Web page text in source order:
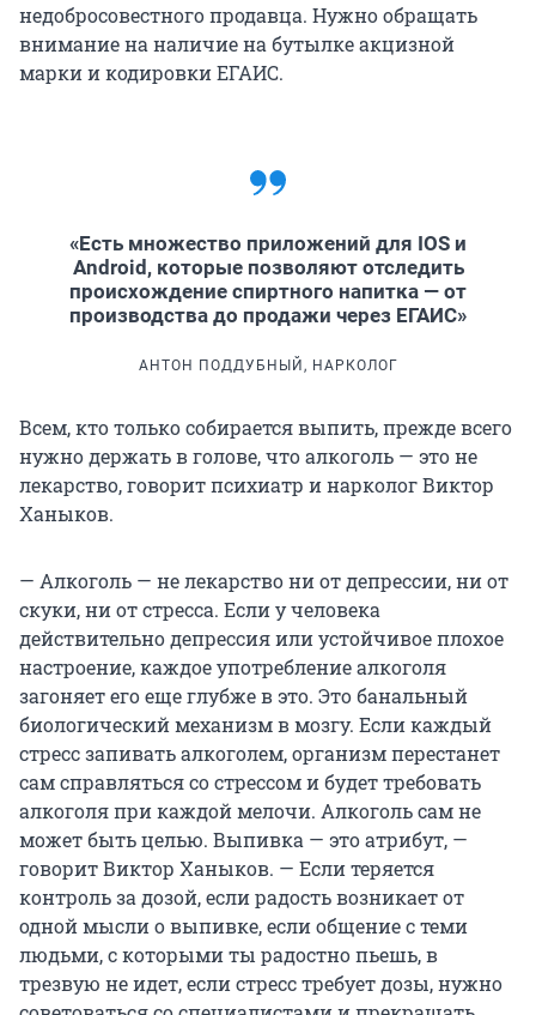
недобросовестного продавца. Нужно обращать
внимание на наличие на бутылке акцизной
марки и кодировки ЕГАИС.
«Есть множество приложений для IOS и
Android, которые позволяют отследить
происхождение спиртного напитка — от
производства до продажи через ЕГАИС»
АНТОН ПОДДУБНЫЙ, НАРКОЛОГ
Всем, кто только собирается выпить, прежде всего
нужно держать в голове, что алкоголь — это не
лекарство, говорит психиатр и нарколог Виктор
Ханыков.
— Алкоголь — не лекарство ни от депрессии, ни от
скуки, ни от стресса. Если у человека
действительно депрессия или устойчивое плохое
настроение, каждое употребление алкоголя
загоняет его еще глубже в это. Это банальный
биологический механизм в мозгу. Если каждый
стресс запивать алкоголем, организм перестанет
сам справляться со стрессом и будет требовать
алкоголя при каждой мелочи. Алкоголь сам не
может быть целью. Выпивка — это атрибут, —
говорит Виктор Ханыков. — Если теряется
контроль за дозой, если радость возникает от
одной мысли о выпивке, если общение с теми
людьми, с которыми ты радостно пьешь, в
трезвую не идет, если стресс требует дозы, нужно